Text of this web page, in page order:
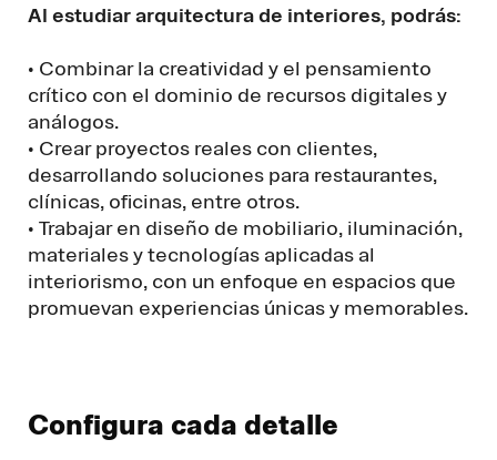
Al estudiar arquitectura de interiores, podrás:
• Combinar la creatividad y el pensamiento
crítico con el dominio de recursos digitales y
análogos.
• Crear proyectos reales con clientes,
desarrollando soluciones para restaurantes,
clínicas, oficinas, entre otros.
• Trabajar en diseño de mobiliario, iluminación,
materiales y tecnologías aplicadas al
interiorismo, con un enfoque en espacios que
promuevan experiencias únicas y memorables.
Configura cada detalle